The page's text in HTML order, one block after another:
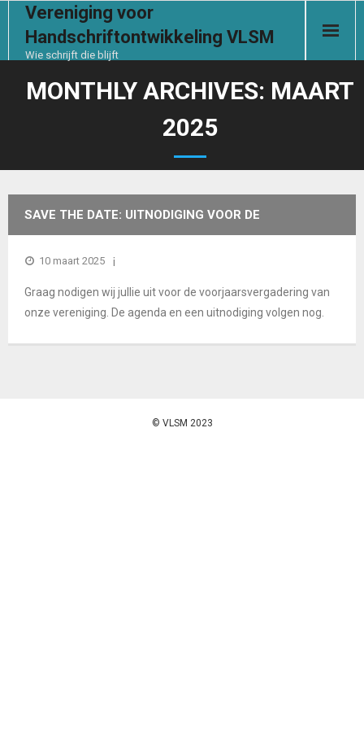
Vereniging voor
Handschriftontwikkeling VLSM
Wie schrijft die blijft
Start
Handschrifthulp
Contact
Documenten
Ledensectie
Aanmelden
MONTHLY ARCHIVES: MAART
2025
SAVE THE DATE: UITNODIGING VOOR DE
VOORJAARSVERGADERING OP 22 MAART 2025
10 maart 2025
Graag nodigen wij jullie uit voor de voorjaarsvergadering van
onze vereniging. De agenda en een uitnodiging volgen nog.
© VLSM 2023